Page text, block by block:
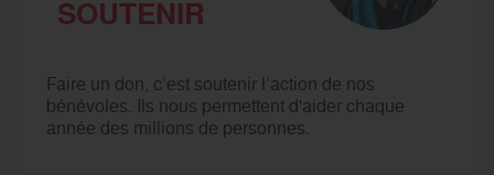
SOUTENIR
Faire un don, c’est soutenir l’action de nos
bénévoles. Ils nous permettent d'aider chaque
année des millions de personnes.